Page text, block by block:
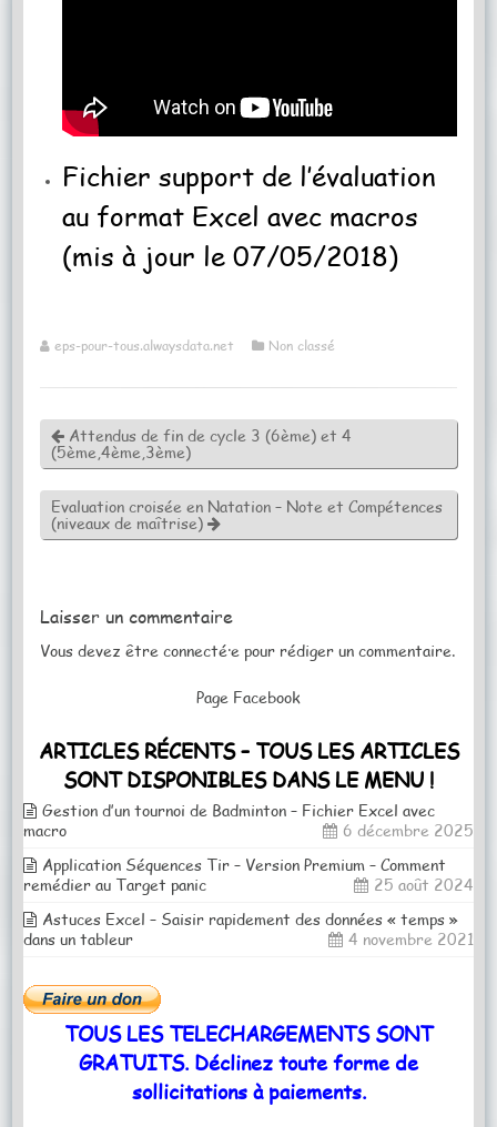
Fichier support de l’évaluation
au format Excel avec macros
(mis à jour le 07/05/2018)
eps-pour-tous.alwaysdata.net Non classé
Attendus de fin de cycle 3 (6ème) et 4
(5ème,4ème,3ème)
Evaluation croisée en Natation – Note et Compétences
(niveaux de maîtrise)
Laisser un commentaire
Vous devezêtre connecté·e pour rédiger un commentaire.
Page Facebook
ARTICLES RÉCENTS – TOUS LES ARTICLES
SONT DISPONIBLES DANS LE MENU !
Gestion d’un tournoi de Badminton – Fichier Excel avec
macro
6 décembre 2025
Application Séquences Tir – Version Premium – Comment
remédier au Target panic
25 août 2024
Astuces Excel – Saisir rapidement des données « temps »
dans un tableur
4 novembre 2021
TOUS LES TELECHARGEMENTS SONT
GRATUITS. Déclinez toute forme de
sollicitations à paiements.